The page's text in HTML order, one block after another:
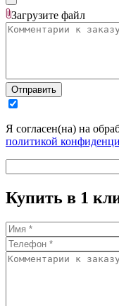
Загрузите файл
Отправить
Я согласен(на) на
политикой
Купить в 1